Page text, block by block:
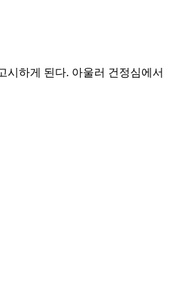
시하게 된다. 아울러 건정심에서